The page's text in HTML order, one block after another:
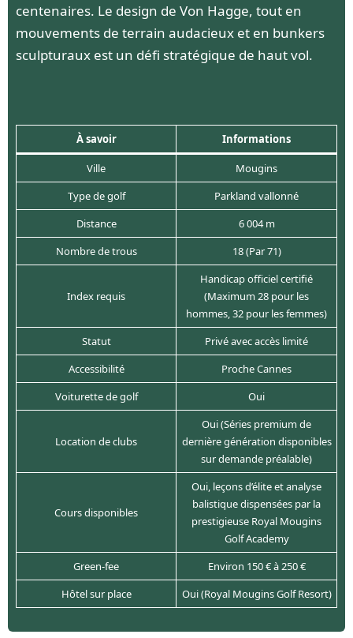
centenaires. Le design de Von Hagge, tout en
mouvements de terrain audacieux et en bunkers
sculpturaux est un défi stratégique de haut vol.
À savoir Informations
Ville
Mougins
Type de golf
Parkland vallonné
Distance
6 004 m
Nombre de trous
18 (Par 71)
Index requis
Handicap officiel certifié
(Maximum 28 pour les
hommes, 32 pour les femmes)
Statut
Privé avec accès limité
Accessibilité
Proche Cannes
Voiturette de golf
Oui
Location de clubs
Oui (Séries premium de
dernière génération disponibles
sur demande préalable)
Cours disponibles
Oui, leçons d’élite et analyse
balistique dispensées par la
prestigieuse Royal Mougins
Golf Academy
Green-fee
Environ 150 € à 250 €
Hôtel sur place
Oui (Royal Mougins Golf Resort)